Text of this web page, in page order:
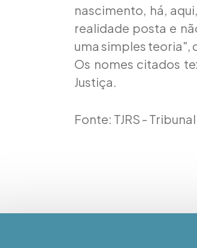
nascimento, há,
realidade posta e
uma simples teoria",
Os nomes citados
Justiça.
Fonte: TJRS -